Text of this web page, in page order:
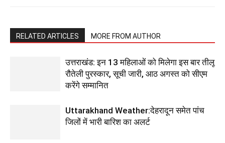
RELATED ARTICLES MORE FROM AUTHOR
उत्तराखंड: इन 13 महिलाओं को मिलेगा इस बार तीलू
रौतेली पुरस्कार, सूची जारी, आठ अगस्त को सीएम
करेंगे सम्मानित
Uttarakhand Weather:देहरादून समेत पांच
जिलों में भारी बारिश का अलर्ट